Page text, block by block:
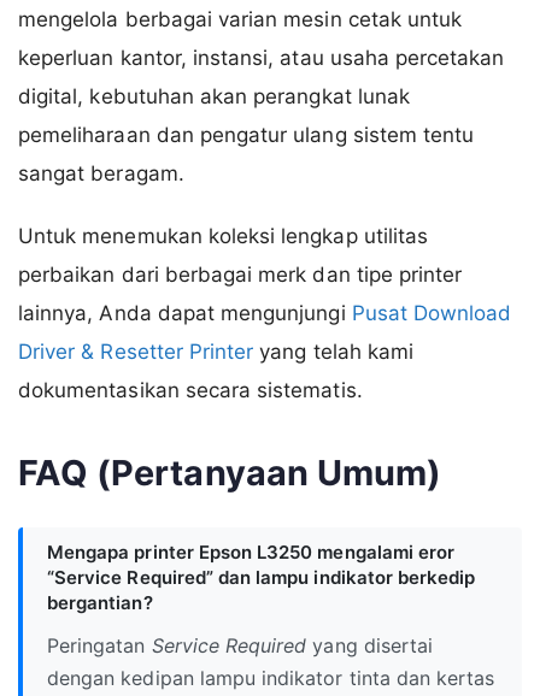
mengelola berbagai varian mesin cetak untuk
keperluan kantor, instansi, atau usaha percetakan
digital, kebutuhan akan perangkat lunak
pemeliharaan dan pengatur ulang sistem tentu
sangat beragam.
Untuk menemukan koleksi lengkap utilitas
perbaikan dari berbagai merk dan tipe printer
lainnya, Anda dapat mengunjungi Pusat Download
Driver & Resetter Printer yang telah kami
dokumentasikan secara sistematis.
FAQ (Pertanyaan Umum)
Mengapa printer Epson L3250 mengalami eror
“Service Required” dan lampu indikator berkedip
bergantian?
Peringatan Service Required yang disertai
dengan kedipan lampu indikator tinta dan kertas